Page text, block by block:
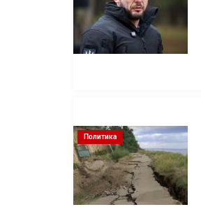
Политика